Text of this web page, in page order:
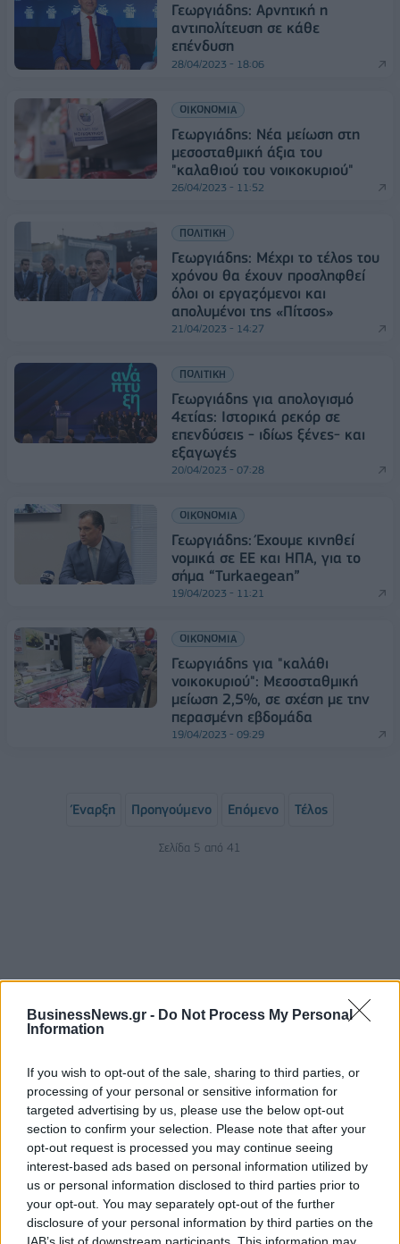
BusinessNews.gr - Do Not Process My Personal
Information
If you wish to opt-out of the sale, sharing to third parties, or
processing of your personal or sensitive information for
targeted advertising by us, please use the below opt-out
section to confirm your selection. Please note that after your
opt-out request is processed you may continue seeing
interest-based ads based on personal information utilized by
us or personal information disclosed to third parties prior to
your opt-out. You may separately opt-out of the further
disclosure of your personal information by third parties on the
IAB’s list of downstream participants. This information may
Γεωργιάδης: Αρνητική η
αντιπολίτευση σε κάθε
επένδυση
28/04/2023 - 18:06
ΟΙΚΟΝΟΜΙΑ
Γεωργιάδης: Νέα μείωση στη
μεσοσταθμική άξια του
"καλαθιού του νοικοκυριού"
26/04/2023 - 11:52
ΠΟΛΙΤΙΚΗ
Γεωργιάδης: Μέχρι το τέλος του
χρόνου θα έχουν προσληφθεί
όλοι οι εργαζόμενοι και
απολυμένοι της «Πίτσος»
21/04/2023 - 14:27
ΠΟΛΙΤΙΚΗ
Γεωργιάδης για απολογισμό
4ετίας: Ιστορικά ρεκόρ σε
επενδύσεις - ιδίως ξένες- και
εξαγωγές
20/04/2023 - 07:28
ΟΙΚΟΝΟΜΙΑ
Γεωργιάδης: Έχουμε κινηθεί
νομικά σε ΕΕ και ΗΠΑ, για το
σήμα “Turkaegean”
19/04/2023 - 11:21
ΟΙΚΟΝΟΜΙΑ
Γεωργιάδης για "καλάθι
νοικοκυριού": Μεσοσταθμική
μείωση 2,5%, σε σχέση με την
περασμένη εβδομάδα
19/04/2023 - 09:29
Έναρξη Προηγούμενο Επόμενο Τέλος
Σελίδα 5 από 41
ΡΟΗ ΕΙΔΗΣΕΩΝ
Revolut: Νέος Chief Banking Officer ο Sid Jajodia
04/08/2026 - 18:29 ΠΡΟΣΩΠΑ
Ford και Dacia σταματούν την παραγωγή στη
Ρουμανία έως τις 19 Αυγούστου λόγω της
ενεργειακής κρίσης